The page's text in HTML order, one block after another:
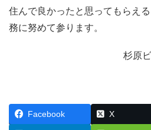
住んで良かったと思ってもらえ
務に努めて参ります。
杉原
Facebook X